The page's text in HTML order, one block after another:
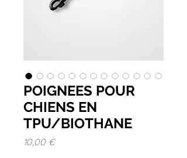
POIGNEES POUR
CHIENS EN
TPU/BIOTHANE
10,00 €Prix